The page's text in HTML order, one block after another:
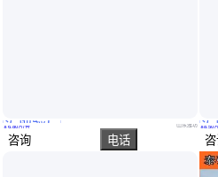
圣城船舶 全自动割草船 操作简单储存量大 水库除草船源头工厂
实地验厂
￥6.80万/台 山东潍坊
咨询 电话
圣城全
实
￥8 .50